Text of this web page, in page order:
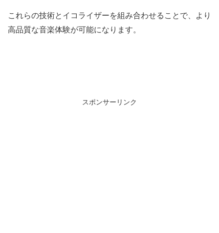
これらの技術とイコライザーを組み合わせることで、より
高品質な音楽体験が可能になります。
スポンサーリンク